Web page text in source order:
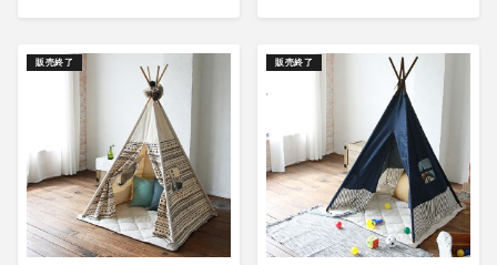
販売終了 販売終了